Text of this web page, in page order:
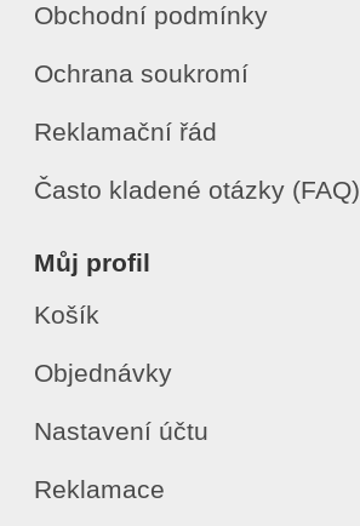
Obchodní podmínky
Ochrana soukromí
Reklamační řád
Často kladené otázky (FAQ)
Můj profil
Košík
Objednávky
Nastavení účtu
Reklamace